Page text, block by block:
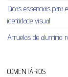
Dicas essenciais para
identidade visual
Arruelas de alumínio:
COMENTÁRIOS